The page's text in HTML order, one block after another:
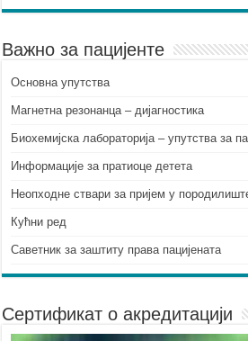
Важно за пацијенте
Основна упутства
Mагнетна резонанца – дијагностика
Биохемијска лабораторија – упутства за
Информације за пратиоце детета
Неопходне ствари за пријем у
Кућни ред
Саветник за заштиту права пацијената
Сертификат о акредитацији